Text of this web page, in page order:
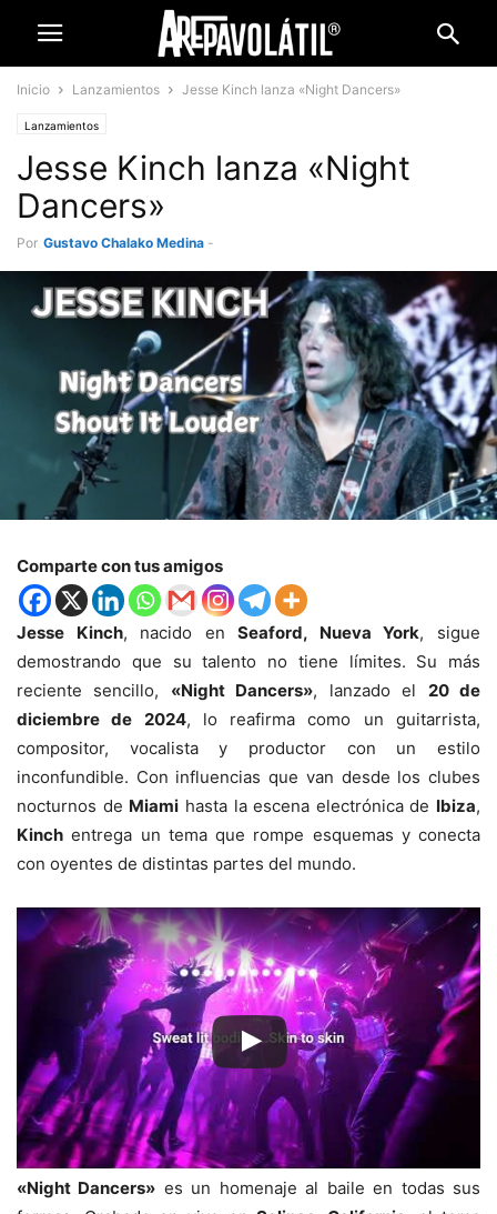
Inicio Lanzamientos Jesse Kinch lanza «Night Dancers»
Lanzamientos
Jesse Kinch lanza «Night
Dancers»
Por Gustavo Chalako Medina -
Comparte con tus amigos
Jesse Kinch, nacido enSeaford, Nueva York, sigue
demostrando que su talento no tiene límites. Su más
reciente sencillo, «Night Dancers», lanzado el 20 de
diciembre de 2024, lo reafirma como un guitarrista,
compositor, vocalista y productor con un estilo
inconfundible. Con influencias que van desde los clubes
nocturnos de Miami hasta la escena electrónica de Ibiza,
Kinch entrega un tema que rompe esquemas y conecta
con oyentes de distintas partes del mundo.
«Night Dancers» es un homenaje al baile en todas sus